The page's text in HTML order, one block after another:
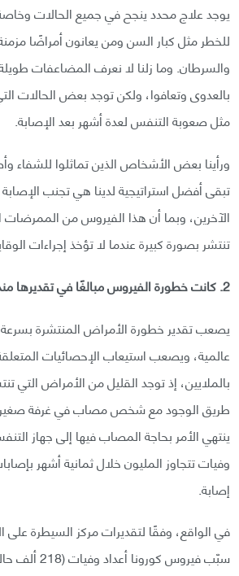
يوجد علاج محدد ينجح في جميع الحالات
للخطر مثل كبار السن ومن يعانون أمراضًا
والسرطان. وما زلنا لا نعرف المضاعفات
بالعدوى وتعافوا، ولكن توجد بعض الحالات
مثل صعوبة التنفس لعدة أشهر بعد الإصابة.
ورأينا بعض الأشخاص الذين تماثلوا للشفاء
تبقى أفضل استراتيجية لدينا هي تجنب
الآخرين، وبما أن هذا الفيروس من الممرضات
تنتشر بصورة كبيرة عندما لا تؤخذ إجراءات
2. كانت خطورة الفيروس مبالغًا في تقديرها منذ البداية.
يصعب تقدير خطورة الأمراض المنتشرة
عالمية، ويصعب استيعاب الإحصائيات المتعلقة
بالملايين، إذ توجد القليل من الأمراض التي
طريق الوجود مع شخص مصاب في غرفة
ينتهي الأمر بحاجة المصاب فيها إلى جهاز
إصابة.
في الواقع، وفقًا لتقديرات مركز السيطرة على
سبّب فيروس